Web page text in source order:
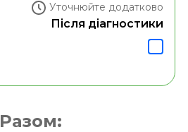
Уточнюйте додатково
Після діагностики
Разом: